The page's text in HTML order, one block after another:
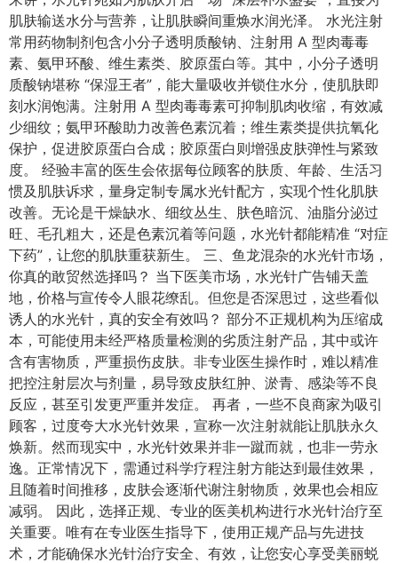
肌肤输送水分与营养，让肌肤瞬间重焕水润光泽。​ 水光注射
常用药物制剂包含小分子透明质酸钠、注射用 A 型肉毒毒
素、氨甲环酸、维生素类、胶原蛋白等。其中，小分子透明
质酸钠堪称 “保湿王者”，能大量吸收并锁住水分，使肌肤即
刻水润饱满。注射用 A 型肉毒毒素可抑制肌肉收缩，有效减
少细纹；氨甲环酸助力改善色素沉着；维生素类提供抗氧化
保护，促进胶原蛋白合成；胶原蛋白则增强皮肤弹性与紧致
度。​ 经验丰富的医生会依据每位顾客的肤质、年龄、生活习
惯及肌肤诉求，量身定制专属水光针配方，实现个性化肌肤
改善。无论是干燥缺水、细纹丛生、肤色暗沉、油脂分泌过
旺、毛孔粗大，还是色素沉着等问题，水光针都能精准 “对症
下药”，让您的肌肤重获新生。​ 三、鱼龙混杂的水光针市场，
你真的敢贸然选择吗？​ 当下医美市场，水光针广告铺天盖
地，价格与宣传令人眼花缭乱。但您是否深思过，这些看似
诱人的水光针，真的安全有效吗？​ 部分不正规机构为压缩成
本，可能使用未经严格质量检测的劣质注射产品，其中或许
含有害物质，严重损伤皮肤。非专业医生操作时，难以精准
把控注射层次与剂量，易导致皮肤红肿、淤青、感染等不良
反应，甚至引发更严重并发症。​ 再者，一些不良商家为吸引
顾客，过度夸大水光针效果，宣称一次注射就能让肌肤永久
焕新。然而现实中，水光针效果并非一蹴而就，也非一劳永
逸。正常情况下，需通过科学疗程注射方能达到最佳效果，
且随着时间推移，皮肤会逐渐代谢注射物质，效果也会相应
减弱。​ 因此，选择正规、专业的医美机构进行水光针治疗至
关重要。唯有在专业医生指导下，使用正规产品与先进技
术，才能确保水光针治疗安全、有效，让您安心享受美丽蜕